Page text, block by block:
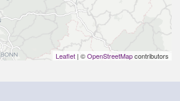
Leaflet | ©OpenStreetMapcontributors